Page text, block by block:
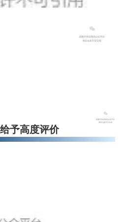
予高度评价